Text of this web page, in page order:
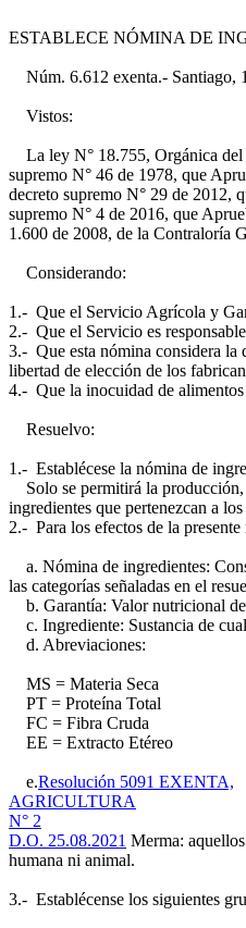
ESTABLECE NÓMINA DE
Núm. 6.612 exenta.- Santiago,
Vistos:
La ley N° 18.755, Orgánica del
supremo N° 46 de 1978, que
decreto supremo N° 29 de 2012,
supremo N° 4 de 2016, que
1.600 de 2008, de la Contraloría
Considerando:
1.- Que el Servicio Agrícola y
2.- Que el Servicio es
3.- Que esta nómina considera la
libertad de elección de los
4.- Que la inocuidad de
Resuelvo:
1.- Establécese la nómina de
Solo se permitirá la producción,
ingredientes que pertenezcan a
2.- Para los efectos de la
a. Nómina de ingredientes:
las categorías señaladas en el
b. Garantía: Valor nutricional
c. Ingrediente: Sustancia de
d. Abreviaciones:
MS = Materia Seca
PT = Proteína Total
FC = Fibra Cruda
EE = Extracto Etéreo
e.Resolución 5091 EXENTA,
AGRICULTURA
N° 2
D.O. 25.08.2021 Merma:
humana ni animal.
3.- Establécense los siguientes